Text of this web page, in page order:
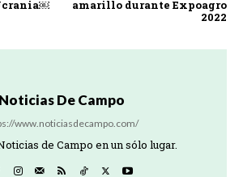
amarillo durante Expoagro
2022
Noticias De Campo
www.noticiasdecampo.com/
de Campo en un sólo lugar.